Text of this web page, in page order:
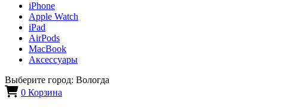
iPhone
Apple Watch
iPad
AirPods
MacBook
Аксессуары
Выберите город: Вологда
0 Корзина